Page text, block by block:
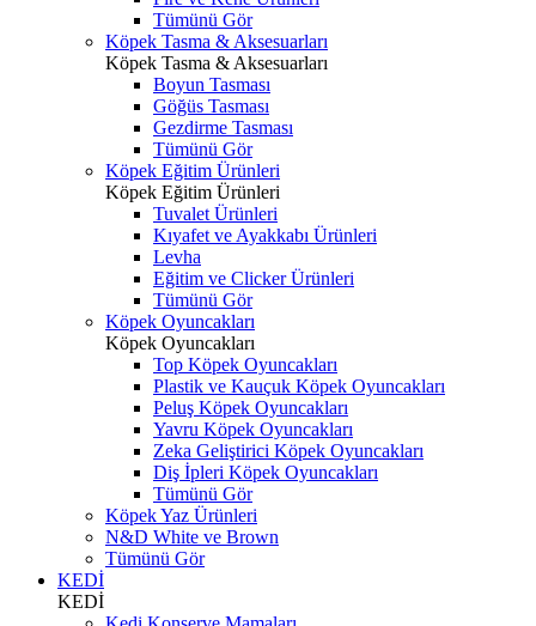
Tümünü Gör
Köpek Tasma & Aksesuarları
Köpek Tasma & Aksesuarları
Boyun Tasması
Göğüs Tasması
Gezdirme Tasması
Tümünü Gör
Köpek Eğitim Ürünleri
Köpek Eğitim Ürünleri
Tuvalet Ürünleri
Kıyafet ve Ayakkabı Ürünleri
Levha
Eğitim ve Clicker Ürünleri
Tümünü Gör
Köpek Oyuncakları
Köpek Oyuncakları
Top Köpek Oyuncakları
Plastik ve Kauçuk Köpek Oyuncakları
Peluş Köpek Oyuncakları
Yavru Köpek Oyuncakları
Zeka Geliştirici Köpek Oyuncakları
Diş İpleri Köpek Oyuncakları
Tümünü Gör
Köpek Yaz Ürünleri
N&D White ve Brown
Tümünü Gör
KEDİ
KEDİ